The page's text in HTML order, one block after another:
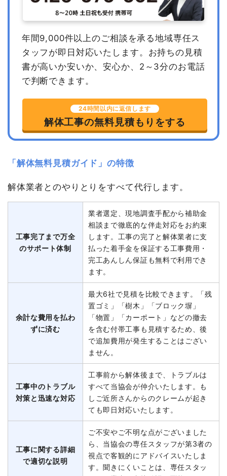
年間9,000件以上のご相談を承る地域専任ス
タッフが即日対応いたします。 お持ちの見積
書が高いか安いか、安心か、2～3分のお電話
で判断できます。
24時間以内に返信します
解体工事の無料見積もりをする
「解体無料見積ガイド」の特徴
解体業者とのやりとりをすべて代行します。
工事完了まで万全
のサポート体制
業者選定、現地調査手配から補助金
相談まで徹底的な伴走対応をお約束
します。工事の完了と解体業者に支
払った着手金を保証する工事費用・
完工あんしん保証も無料で利用でき
ます。
余計な費用を払わ
ずに済む
最大6社で見積を比較できます。「残
置ゴミ」「樹木」「ブロック塀」
「物置」「カーポート」などの撤去
を含む付帯工事も見積するため、後
で追加費用が発生することはござい
ません。
工事中のトラブル
対策と迅速な対応
工事前から解体後まで、トラブルは
すべて当協会が仲介いたします。も
しご近所さんからのクレームが起き
ても即日対応いたします。
工事に関する詳細
で適切な説明
ご不安やご不明な点がございました
ら、当協会の専任スタッフが第3者の
視点で客観的にアドバイスいたしま
す。聞きにくいことは、専任スタッ